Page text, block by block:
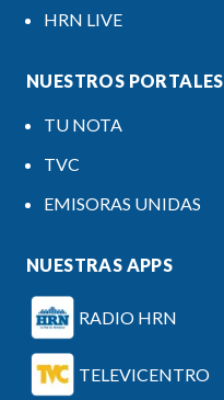
HRN LIVE
NUESTROS PORTALES
TU NOTA
TVC
EMISORAS UNIDAS
NUESTRAS APPS
RADIO HRN
TELEVICENTRO